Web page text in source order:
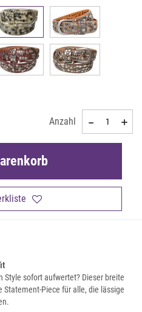
Anzahl
Style sofort aufwertet? Dieser breite
Piece für alle, die lässige